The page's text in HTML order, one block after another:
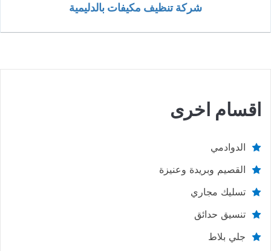
شركة تنظيف مكيفات بالدليمية
اقسام اخرى
الدوادمي
القصيم وبريدة وعنيزة
تسليك مجاري
تنسيق حدائق
جلي بلاط